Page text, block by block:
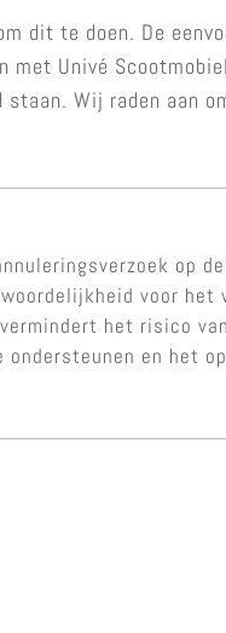
dit te doen. De
Univé
Wij raden aan
op
voor het
het risico
en het